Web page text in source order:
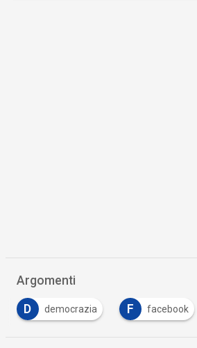
Argomenti
D democrazia F facebook